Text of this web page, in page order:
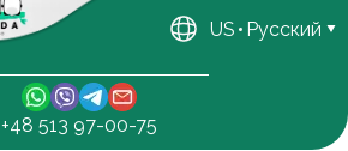
+48 513 97-00-75
US Русский